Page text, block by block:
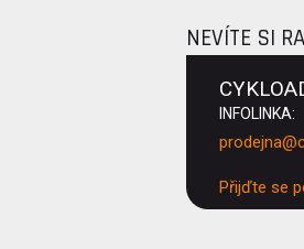
NEVÍTE SI
INFOLINKA:
Přijďte se